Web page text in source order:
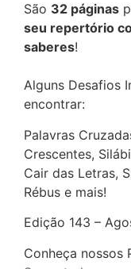
São 32 páginas
seu repertório
saberes!
Alguns Desafios
encontrar:
Palavras
Crescentes,
Cair das Letras,
Rébus e mais!
Edição 143 –
Conheça nossos